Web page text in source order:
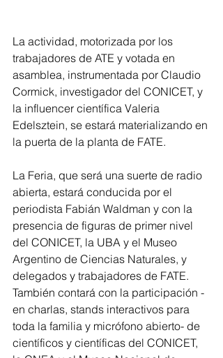
La actividad, motorizada por los
trabajadores de ATE y votada en
asamblea, instrumentada por Claudio
Cormick, investigador del CONICET, y
la influencer científica Valeria
Edelsztein, se estará materializando en
la puerta de la planta de FATE.
La Feria, que será una suerte de radio
abierta, estará conducida por el
periodista Fabián Waldman y con la
presencia de figuras de primer nivel
del CONICET, la UBA y el Museo
Argentino de Ciencias Naturales, y
delegados y trabajadores de FATE.
También contará con la participación -
en charlas, stands interactivos para
toda la familia y micrófono abierto- de
científicos y científicas del CONICET,